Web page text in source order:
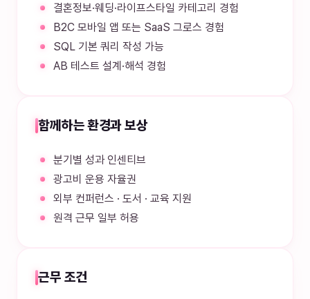
결혼정보·웨딩·라이프스타일 카테고리 경험
B2C 모바일 앱 또는 SaaS 그로스 경험
SQL 기본 쿼리 작성 가능
AB 테스트 설계·해석 경험
함께하는 환경과 보상
분기별 성과 인센티브
광고비 운용 자율권
외부 컨퍼런스 · 도서 · 교육 지원
원격 근무 일부 허용
근무 조건